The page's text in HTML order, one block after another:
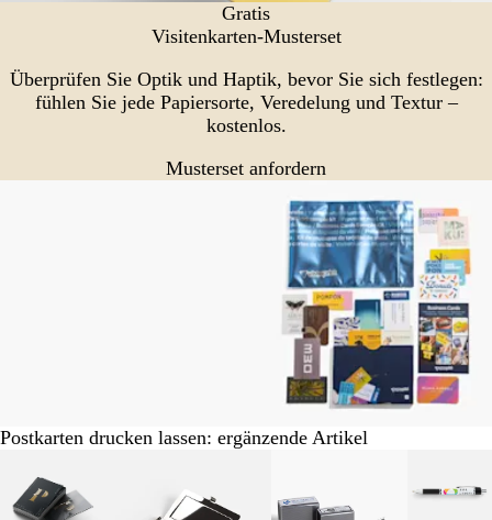
Gratis
Visitenkarten-Musterset
Überprüfen Sie Optik und Haptik, bevor Sie sich festlegen:
fühlen Sie jede Papiersorte, Veredelung und Textur –
kostenlos.
Musterset anfordern
Postkarten drucken lassen: ergänzende Artikel
bis